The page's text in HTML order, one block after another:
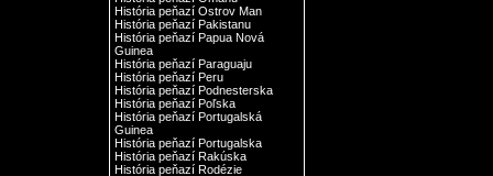
História peňazí Ostrov Man
História peňazí Pakistanu
História peňazí Papua Nová
Guinea
História peňazí Paraguaju
História peňazí Peru
História peňazí Podnesterska
História peňazí Poľska
História peňazí Portugalská
Guinea
História peňazí Portugalska
História peňazí Rakúska
História peňazí Rodézie